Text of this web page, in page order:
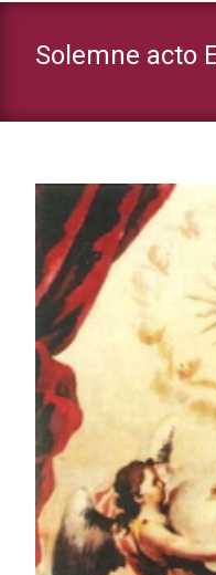
Solemne acto